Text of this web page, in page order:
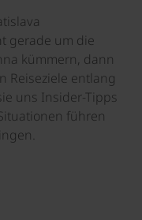
gerade um die
kümmern, dann
Reiseziele entlang
uns Insider-Tipps
führen